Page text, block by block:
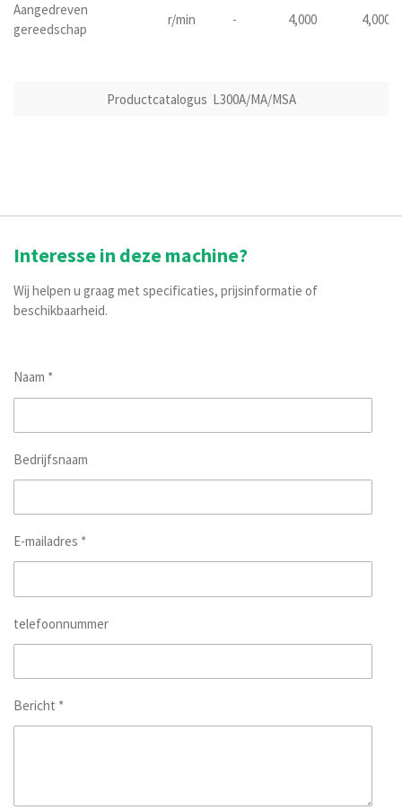
Aangedreven
gereedschap
r/min - 4,000 4,000
Productcatalogus L300A/MA/MSA
Interesse in deze machine?
Wij helpen u graag met specificaties, prijsinformatie of
beschikbaarheid.
Naam *
Bedrijfsnaam
E-mailadres *
telefoonnummer
Bericht *